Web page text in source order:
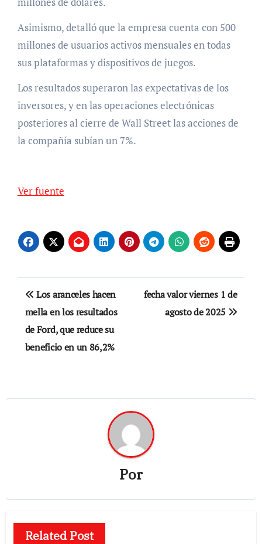
Asimismo, detalló que la empresa cuenta con 500
millones de usuarios activos mensuales en todas
sus plataformas y dispositivos de juegos.
Los resultados superaron las expectativas de los
inversores, y en las operaciones electrónicas
posteriores al cierre de Wall Street las acciones de
la compañía subían un 7%.
Ver fuente
Navegación
de
entradas
Los aranceles hacen
mella en los resultados
de Ford, que reduce su
beneficio en un 86,2%
fecha valor viernes 1 de
agosto de 2025
Por
Related Post